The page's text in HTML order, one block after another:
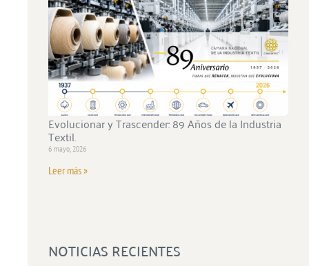
Evolucionar y Trascender: 89 Años de la Industria
Textil.
6 mayo, 2026
Leer más »
NOTICIAS RECIENTES